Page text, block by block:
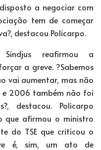
a negociar com
tem de começar
destacou Policarpo.
reafirmou a
a greve. ?Sabemos
vai aumentar, mas não
e 2006 também não foi
destacou. Policarpo
que afirmou o ministro
do TSE que criticou o
é, sim, um ato de